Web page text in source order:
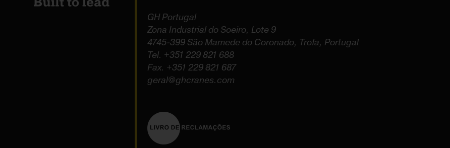
GH Portugal
Zona Industrial do Soeiro, Lote 9
4745-399 São Mamede do Coronado, Trofa, Portugal
Tel. +351 229 821 688
Fax. +351 229 821 687
geral@ghcranes.com